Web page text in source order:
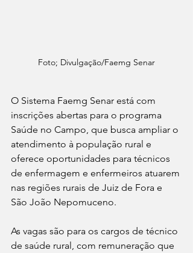
Foto; Divulgação/Faemg Senar
O Sistema Faemg Senar está com
inscrições abertas para o programa
Saúde no Campo, que busca ampliar o
atendimento à população rural e
oferece oportunidades para técnicos
de enfermagem e enfermeiros atuarem
nas regiões rurais de Juiz de Fora e
São João Nepomuceno.
As vagas são para os cargos de técnico
de saúde rural, com remuneração que